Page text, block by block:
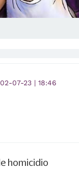
02-07-23 |18:46
homicidio